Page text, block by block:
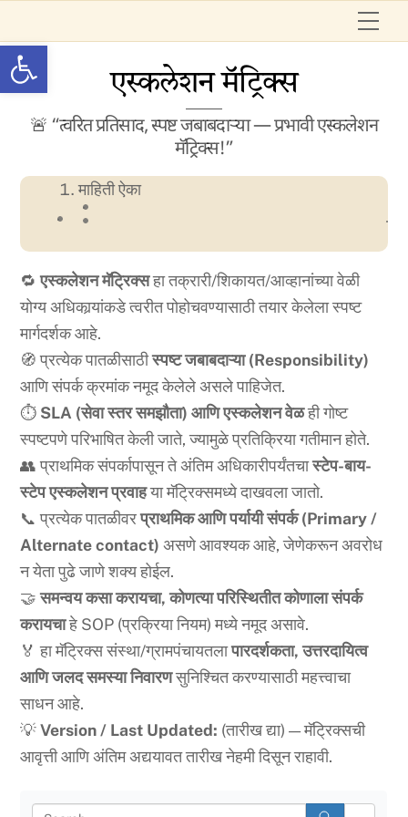
Open toolbar
to
content
एस्कलेशन मॅट्रिक्स
🚨 “त्वरित प्रतिसाद, स्पष्ट जबाबदाऱ्या — प्रभावी एस्कलेशन
मॅट्रिक्स!”
माहिती ऐका
🔁एस्कलेशन मॅट्रिक्सहा तक्रारी/शिकायत/आव्हानांच्या वेळी
योग्य अधिकार्‍यांकडे त्वरीत पोहोचवण्यासाठी तयार केलेला स्पष्ट
मार्गदर्शक आहे.
🧭 प्रत्येक पातळीसाठीस्पष्ट जबाबदाऱ्या (Responsibility)
आणि संपर्क क्रमांक नमूद केलेले असले पाहिजेत.
⏱️ SLA (सेवा स्तर समझौता) आणि एस्कलेशन वेळही गोष्ट
स्पष्टपणे परिभाषित केली जाते, ज्यामुळे प्रतिक्रिया गतीमान होते.
👥 प्राथमिक संपर्कापासून ते अंतिम अधिकारीपर्यंतचास्टेप-बाय-
स्टेप एस्कलेशन प्रवाहया मॅट्रिक्समध्ये दाखवला जातो.
📞 प्रत्येक पातळीवरप्राथमिक आणि पर्यायी संपर्क (Primary /
Alternate contact) असणे आवश्यक आहे, जेणेकरून अवरोध
न येता पुढे जाणे शक्य होईल.
🤝समन्वय कसा करायचा, कोणत्या परिस्थितीत कोणाला संपर्क
करायचाहे SOP (प्रक्रिया नियम) मध्ये नमूद असावे.
🏅 हा मॅट्रिक्स संस्था/ग्रामपंचायतलापारदर्शकता, उत्तरदायित्व
आणि जलद समस्या निवारणसुनिश्चित करण्यासाठी महत्त्वाचा
साधन आहे.
💡Version / Last Updated: (तारीख द्या) — मॅट्रिक्सची
आवृत्ती आणि अंतिम अद्ययावत तारीख नेहमी दिसून राहावी.